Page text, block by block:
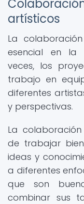
artísticos
La
esencial en la
veces, los
trabajo en
diferentes
y perspectivas.
La
de trabajar
ideas y
a diferentes
que son
combinar sus